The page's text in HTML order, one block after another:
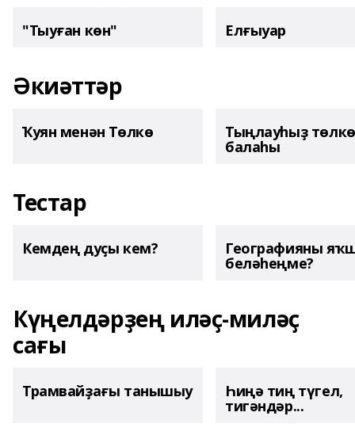
"Тыуған көн" Елғыуар
Әкиәттәр
Ҡуян менән Төлкө Тыңлауһыҙ төлкө
балаһы
Тестар
Кемдең дуҫы кем? Географияны
беләһеңме?
Күңелдәрҙең иләҫ-миләҫ
сағы
Трамвайҙағы танышыу Һиңә тиң түгел,
тигәндәр...